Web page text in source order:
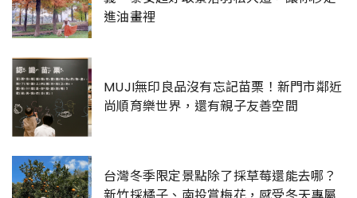
進油畫裡
MUJI無印良品沒有忘記苗栗！新門市鄰近
尚順育樂世界，還有親子友善空間
台灣冬季限定景點除了採草莓還能去哪？